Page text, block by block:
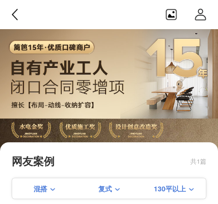
【闭口0增项】【产业化工人】【隐
工比拼金奖】【创意改造奖】【赠
季建平+第三方全程监理双重保障】
【私人订制设计】
网友案例 共1篇
混搭 复式 130平以上